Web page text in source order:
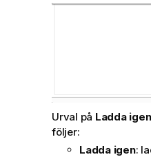
Urval på Ladda igen
följer:
Ladda igen: